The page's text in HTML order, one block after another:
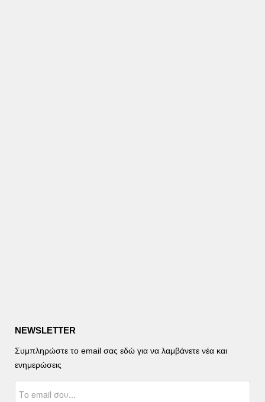
NEWSLETTER
Συμπληρώστε το email σας εδώ για να λαμβάνετε νέα και
ενημερώσεις